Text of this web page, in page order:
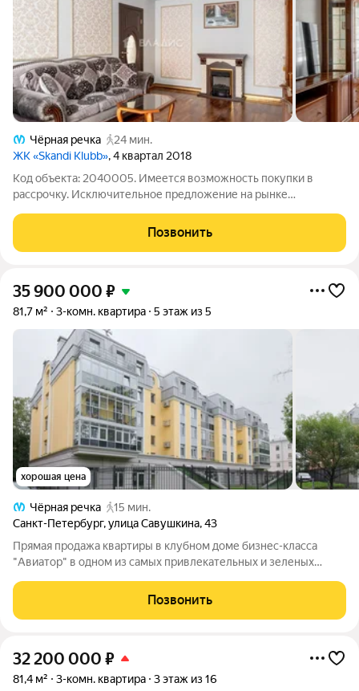
Чёрная речка
24 мин.
ЖК «Skandi Klubb», 4 квартал 2018
Код объекта: 2040005. Имеется возможность покупки в
рассрочку. Исключительное предложение на рынке
квартира площадью 87 кв. м на Аптекарском проспекте 18. Эта
просторная и светлая квартира в
Позвонить
35 900 000 ₽
81,7 м² 3-комн. квартира 5 этаж из 5
хорошая цена
Чёрная речка
15 мин.
Санкт-Петербург,улица Савушкина,43
Прямая продажа квартиры в клубном доме бизнес-класса
"Авиатор" в одном из самых привлекательных и зеленых
квартиры в этом жилом комплексе продаются довольно редко.
Не упустите возможность и приходите
Позвонить
32 200 000 ₽
81,4 м² 3-комн. квартира 3 этаж из 16